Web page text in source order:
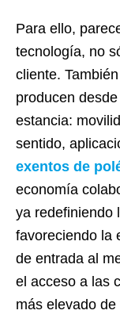
Para ello,
tecnología, no
cliente.
producen
estancia:
sentido,
exentos de
economía
ya redefiniendo
favoreciendo la
de entrada al
el acceso a las
más elevado